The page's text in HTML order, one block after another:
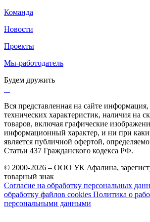
Команда
Новости
Проекты
Мы-работодатель
Будем дружить
Вся представленная на сайте
технических характеристик, наличия на
товаров, включая графические
информационный характер, и ни при
является публичной офертой,
Статьи 437 Гражданского кодекса РФ.
© 2000-2026 – ООО УК Афалина,
товарный знак
Согласие на обработку персональных
обработку файлов cookies Политика о
персональными данными